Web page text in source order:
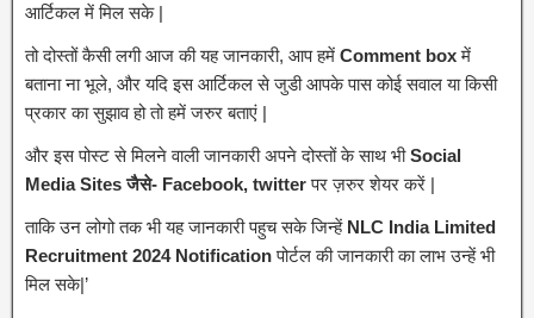
आर्टिकल में मिल सके |
तो दोस्तों कैसी लगी आज की यह जानकारी, आप हमें Comment boxमें
बताना ना भूले, और यदि इस आर्टिकल से जुडी आपके पास कोई सवाल या किसी
प्रकार का सुझाव हो तो हमें जरुर बताएं |
और इस पोस्ट से मिलने वाली जानकारी अपने दोस्तों के साथ भीSocial
Media Sites जैसे- Facebook, twitterपर ज़रुर शेयर करें |
ताकि उन लोगो तक भी यह जानकारी पहुच सके जिन्हें NLC India Limited
Recruitment 2024 Notificationपोर्टल की जानकारी का लाभ उन्हें भी
मिल सके|’